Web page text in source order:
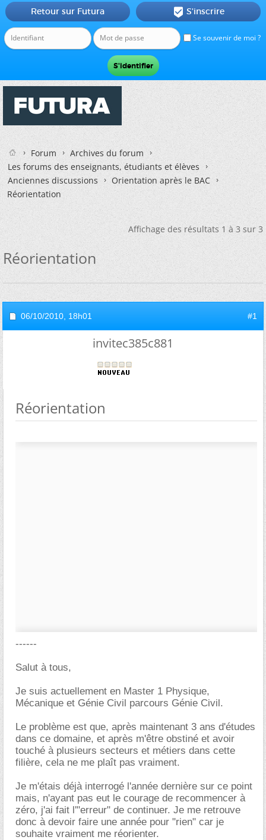
Se souvenir de moi ?
Retour sur Futura  S'inscrire
Forum
Archives du forum
Les forums des enseignants, étudiants et élèves
Anciennes discussions
Orientation après le BAC
Réorientation
Affichage des résultats 1 à 3 sur 3
Réorientation
06/10/2010, 18h01 #1
invitec385c881
Réorientation
------
Salut à tous,
Je suis actuellement en Master 1 Physique,
Mécanique et Génie Civil parcours Génie Civil.
Le problème est que, après maintenant 3 ans d'études
dans ce domaine, et après m'être obstiné et avoir
touché à plusieurs secteurs et métiers dans cette
filière, cela ne me plaît pas vraiment.
Je m'étais déjà interrogé l'année dernière sur ce point
mais, n'ayant pas eut le courage de recommencer à
zéro, j'ai fait l'"erreur" de continuer. Je me retrouve
donc à devoir faire une année pour "rien" car je
souhaite vraiment me réorienter.